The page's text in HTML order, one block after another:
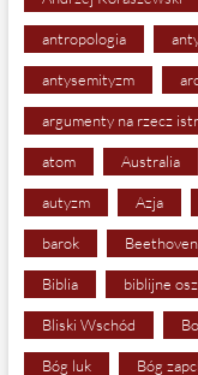
antropologia
antysemityzm
argumenty na rzecz
atom Australia
autyzm Azja
barok Beethoven
Biblia biblijne
Bliski Wschód
Bóg luk Bóg